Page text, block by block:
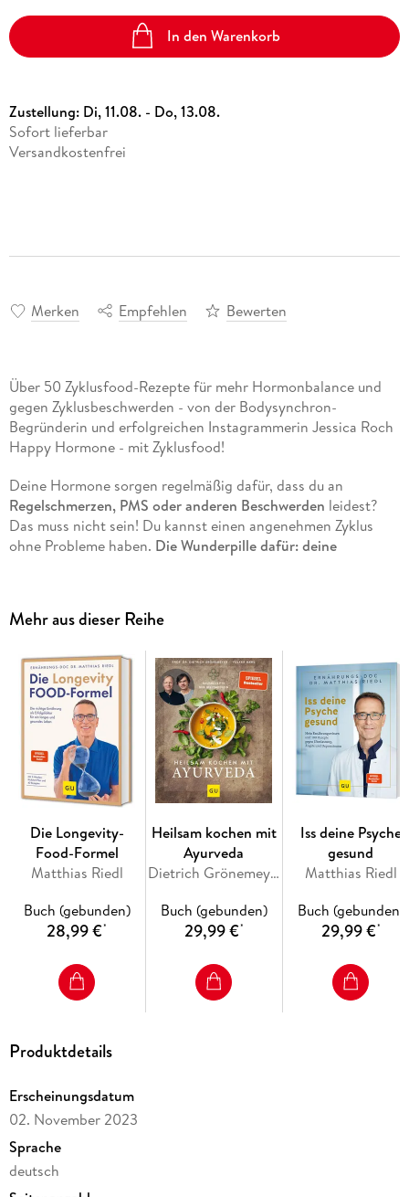
In den Warenkorb
Zustellung: Di, 11.08. - Do, 13.08.
Sofort lieferbar
Versandkostenfrei
Merken Empfehlen Bewerten
Über 50 Zyklusfood-Rezepte für mehr Hormonbalance und
gegen Zyklusbeschwerden - von der Bodysynchron-
Begründerin und erfolgreichen Instagrammerin Jessica Roch
Happy Hormone - mit Zyklusfood!
Deine Hormone sorgen regelmäßig dafür, dass du an
Regelschmerzen, PMS oder anderen Beschwerden leidest?
Das muss nicht sein! Du kannst einen angenehmen Zyklus
ohne Probleme haben. Die Wunderpille dafür: deine
Balance bringst.
In diesem Buch findest du:
Alles, was du über deinen Zyklus wissen solltest
Individueller
Hormon-Check-up
Empfehlungen für Teemischungen
Zyklusfood - die absoluten Top 10
Die richtigen Lebensmittel für jede Zyklusphase
60 unwiderstehliche Zyklusfood-Rezepte
anzupassen, veränderte sich vieles. Ich hatte mehr Energie, konnte
leichter mein Gewicht halten und unangenehme
Menstruationsbeschwerden verschwanden endlich."
Inhaltsverzeichnis
Hinweis zur Optimierung
Impressum
Wichtiger Hinweis
Zyklus-Basics
Mehr aus dieser Reihe
Die Longevity-
Food-Formel
Matthias Riedl
Buch (gebunden)
28,99 €*
Heilsam kochen mit
Ayurveda
Dietrich Grönemeyer, Volker Mehl
Buch (gebunden)
29,99 €*
Iss deine Psyche
gesund
Matthias Riedl
Buch (gebunden)
29,99 €*
Produktdetails
Erscheinungsdatum
02. November 2023
Sprache
deutsch